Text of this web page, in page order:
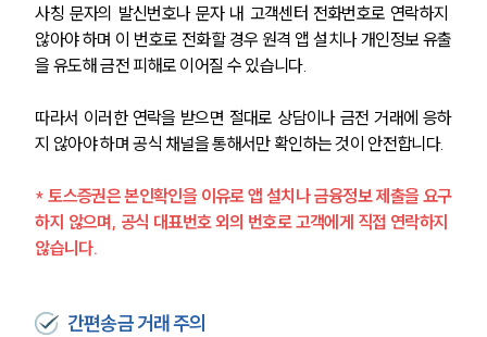
사칭 문자의 발신번호나 문자 내 고객센터 전화번호로 연락하지
않아야 하며 이 번호로 전화할 경우 원격 앱 설치나 개인정보 유출
을 유도해 금전 피해로 이어질 수 있습니다.
따라서 이러한 연락을 받으면 절대로 상담이나 금전 거래에 응하
지 않아야 하며 공식 채널을 통해서만 확인하는 것이 안전합니다.
* 토스증권은 본인확인을 이유로 앱 설치나 금융정보 제출을 요구
하지 않으며, 공식 대표번호 외의 번호로 고객에게 직접 연락하지
않습니다.
간편송금 거래 주의